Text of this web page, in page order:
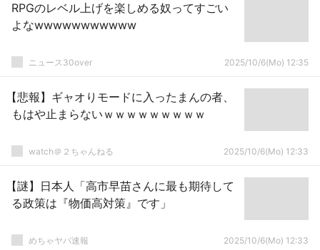
RPGのレベル上げを楽しめる奴ってすごい
よなwwwwwwwwwww
ニュース30over 2025/10/6(Mo) 12:35
【悲報】ギャオりモードに入ったまんの者、
もはや止まらないｗｗｗｗｗｗｗｗｗ
watch＠２ちゃんねる 2025/10/6(Mo) 12:33
【謎】日本人「高市早苗さんに最も期待して
る政策は『物価高対策』です」
めちゃヤバ速報 2025/10/6(Mo) 12:33